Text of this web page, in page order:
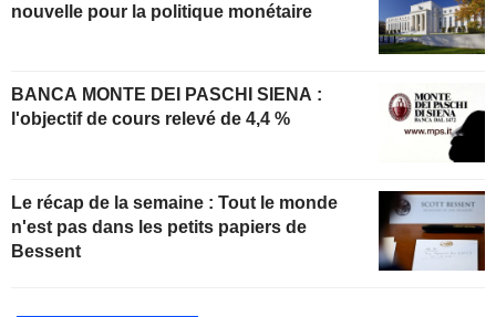
nouvelle pour la politique monétaire
BANCA MONTE DEI PASCHI SIENA :
l'objectif de cours relevé de 4,4 %
Le récap de la semaine : Tout le monde
n'est pas dans les petits papiers de
Bessent